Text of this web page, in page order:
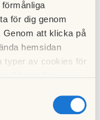
för dig genom
Genom att klicka på
hemsidan
typer av cookies för
21:00 alla dagar.